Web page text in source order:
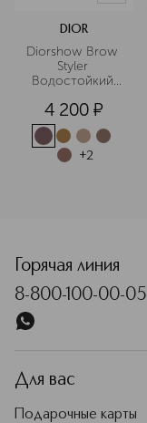
DIOR
Diorshow Brow
Styler
Водостойкий
бровей
4 200 ¤
+2
Горячая линия
8-800-100-00-05
Для вас
Подарочные карты